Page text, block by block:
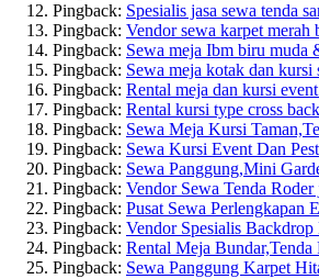
Pingback: Spesialis jasa sewa tenda
Pingback: Vendor sewa karpet merah
Pingback: Sewa meja Ibm biru muda
Pingback: Sewa meja kotak dan kursi
Pingback: Rental meja dan kursi
Pingback: Rental kursi type cross
Pingback: Sewa Meja Kursi
Pingback: Sewa Kursi Event Dan
Pingback: Sewa Panggung,Mini
Pingback: Vendor Sewa Tenda
Pingback: Pusat Sewa Perlengkapan
Pingback: Vendor Spesialis
Pingback: Rental Meja
Pingback: Sewa Panggung Karpet